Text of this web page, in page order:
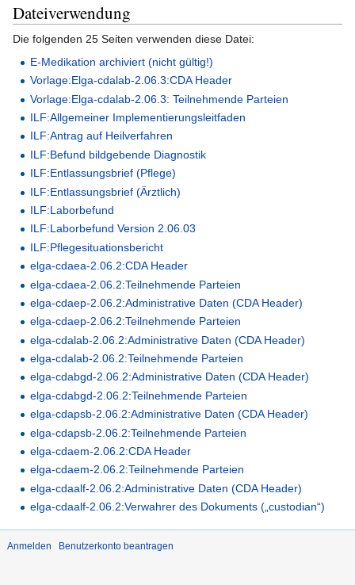
Dateiverwendung
Die folgenden 25 Seiten verwenden diese Datei:
E-Medikation archiviert (nicht gültig!)
Vorlage:Elga-cdalab-2.06.3:CDA Header
Vorlage:Elga-cdalab-2.06.3: Teilnehmende Parteien
ILF:Allgemeiner Implementierungsleitfaden
ILF:Antrag auf Heilverfahren
ILF:Befund bildgebende Diagnostik
ILF:Entlassungsbrief (Pflege)
ILF:Entlassungsbrief (Ärztlich)
ILF:Laborbefund
ILF:Laborbefund Version 2.06.03
ILF:Pflegesituationsbericht
elga-cdaea-2.06.2:CDA Header
elga-cdaea-2.06.2:Teilnehmende Parteien
elga-cdaep-2.06.2:Administrative Daten (CDA Header)
elga-cdaep-2.06.2:Teilnehmende Parteien
elga-cdalab-2.06.2:Administrative Daten (CDA Header)
elga-cdalab-2.06.2:Teilnehmende Parteien
elga-cdabgd-2.06.2:Administrative Daten (CDA Header)
elga-cdabgd-2.06.2:Teilnehmende Parteien
elga-cdapsb-2.06.2:Administrative Daten (CDA Header)
elga-cdapsb-2.06.2:Teilnehmende Parteien
elga-cdaem-2.06.2:CDA Header
elga-cdaem-2.06.2:Teilnehmende Parteien
elga-cdaalf-2.06.2:Administrative Daten (CDA Header)
elga-cdaalf-2.06.2:Verwahrer des Dokuments („custodian“)
Anmelden Benutzerkonto beantragen